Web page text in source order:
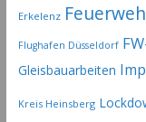
Erkelenz
Flughafen Düsseldorf
Gleisbauarbeiten
Kreis Heinsberg